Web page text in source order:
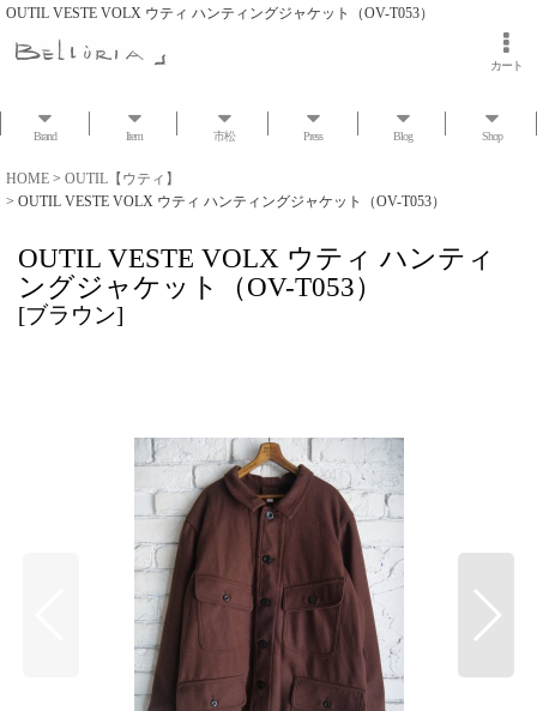
OUTIL VESTE VOLX ウティ ハンティングジャケット（OV-T053）
カート
Brand Item 市松 Press Blog Shop
HOME > OUTIL【ウティ】
> OUTIL VESTE VOLX ウティ ハンティングジャケット（OV-T053）
OUTIL VESTE VOLX ウティ ハンティ
ングジャケット（OV-T053）
[ブラウン]